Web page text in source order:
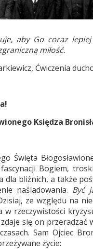
aby Go coraz
miłość.
Ćwiczenia
Księdza
Święta
Bogiem,
dla bliźnich, a także
naśladowania. Być
ze względu na
w rzeczywistości
się on przeradzać
Sam Ojciec
życie: